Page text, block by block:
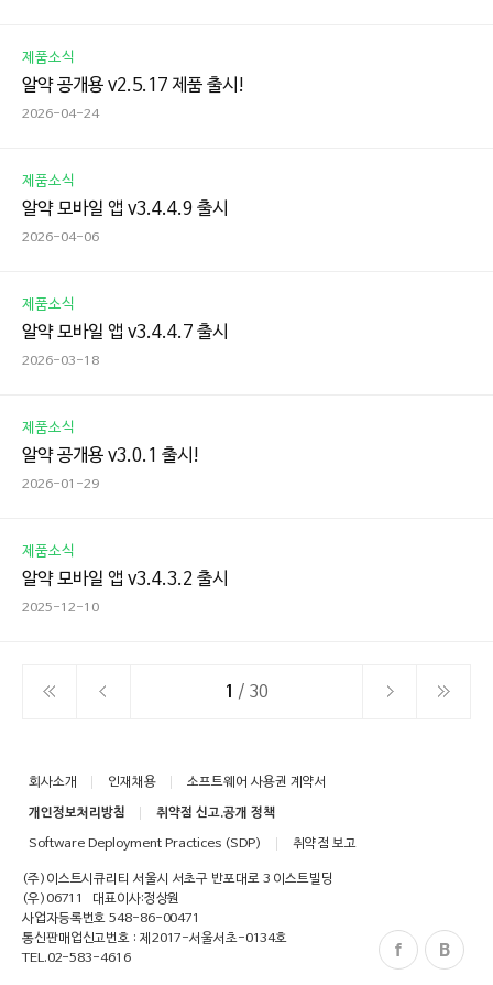
제품소식
알약 공개용 v2.5.17 제품 출시!
2026-04-24
제품소식
알약 모바일 앱 v3.4.4.9 출시
2026-04-06
제품소식
알약 모바일 앱 v3.4.4.7 출시
2026-03-18
제품소식
알약 공개용 v3.0.1 출시!
2026-01-29
제품소식
알약 모바일 앱 v3.4.3.2 출시
2025-12-10
1 / 30
회사소개 인재채용
소프트웨어 사용권 계약서
개인정보처리방침
취약점 신고.공개 정책
Software Deployment Practices (SDP)
취약점 보고
(주)이스트시큐리티 서울시 서초구 반포대로 3 이스트빌딩
(우)06711
대표이사:정상원
사업자등록번호 548-86-00471
통신판매업신고번호 : 제2017-서울서초-0134호
TEL.02-583-4616